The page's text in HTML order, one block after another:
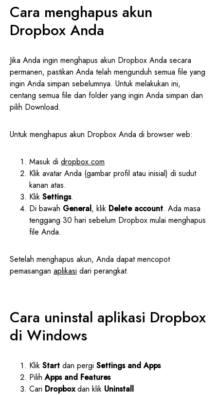
Cara menghapus akun
Dropbox Anda
Jika Anda ingin menghapus akun Dropbox Anda secara
permanen, pastikan Anda telah mengunduh semua file yang
ingin Anda simpan sebelumnya. Untuk melakukan ini,
centang semua file dan folder yang ingin Anda simpan dan
pilih Download.
Untuk menghapus akun Dropbox Anda di browser web:
Masuk di dropbox.com
Klik avatar Anda (gambar profil atau inisial) di sudut
kanan atas.
Klik Settings.
Di bawah General, klik Delete account. Ada masa
tenggang 30 hari sebelum Dropbox mulai menghapus
file Anda.
Setelah menghapus akun, Anda dapat mencopot
pemasangan aplikasi dari perangkat.
Cara uninstal aplikasi Dropbox
di Windows
Klik Start dan pergi Settings and Apps
PilihApps and Features
Cari Dropboxdan klik Uninstall